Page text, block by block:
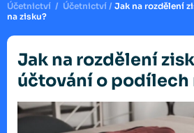
Účetnictví / Účetnictví / Jak na rozdělení
na zisku?
Jak na rozdělení
účtování o podílech